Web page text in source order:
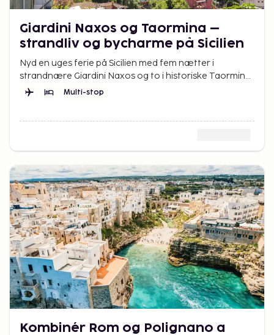
Giardini Naxos og Taormina –
strandliv og bycharme på Sicilien
Nyd en uges ferie på Sicilien med fem nætter i
strandnære Giardini Naxos og to i historiske Taormina.
En rejse med både afslapning og oplevelser.
Multi-stop
Kombinér Rom og Polignano a